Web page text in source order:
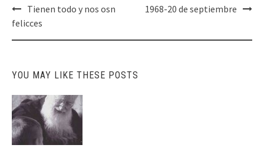
Post
navigation
Tienen todo y nos osn
felicces
1968-20 de septiembre
YOU MAY LIKE THESE POSTS